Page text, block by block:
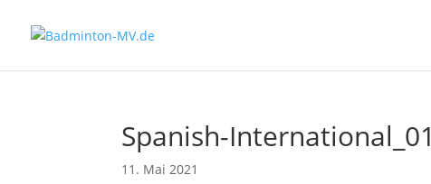
Spanish-International_01
11. Mai 2021